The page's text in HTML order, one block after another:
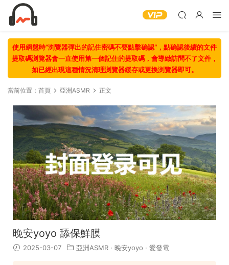
使用網盤時“浏覽器彈出的記住密碼不要點擊确認“，點确認後續的文件
提取碼浏覽器會一直使用第一個記住的提取碼，會導緻訪問不了文件，
如已經出現這種情況清理浏覽器緩存或更換浏覽器即可。
當前位置： 首頁 亞洲ASMR 正文
晚安yoyo 舔保鮮膜
2025-03-07 亞洲ASMR · 晚安yoyo · 愛發電